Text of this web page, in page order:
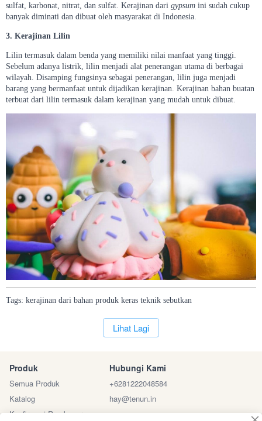
sulfat, karbonat, nitrat, dan sulfat. Kerajinan dari gypsum ini sudah cukup
banyak diminati dan dibuat oleh masyarakat di Indonesia.
3. Kerajinan Lilin
Lilin termasuk dalam benda yang memiliki nilai manfaat yang tinggi.
Sebelum adanya listrik, lilin menjadi alat penerangan utama di berbagai
wilayah. Disamping fungsinya sebagai penerangan, lilin juga menjadi
barang yang bermanfaat untuk dijadikan kerajinan. Kerajinan bahan buatan
terbuat dari lilin termasuk dalam kerajinan yang mudah untuk dibuat.
Tags: kerajinan dari bahan produk keras teknik sebutkan
`Lihat Lagi
Produk
Semua Produk
Katalog
Konfirmasi Pembayaran
Hubungi Kami
+6281222048584
hay@tenun.in